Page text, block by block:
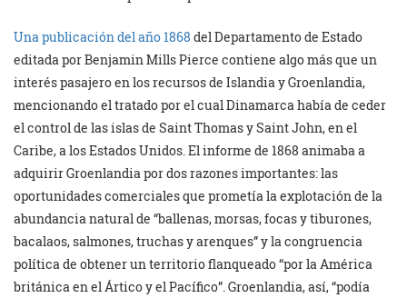
Una publicación del año 1868 del Departamento de Estado
editada por Benjamin Mills Pierce contiene algo más que un
interés pasajero en los recursos de Islandia y Groenlandia,
mencionando el tratado por el cual Dinamarca había de ceder
el control de las islas de Saint Thomas y Saint John, en el
Caribe, a los Estados Unidos. El informe de 1868 animaba a
adquirir Groenlandia por dos razones importantes: las
oportunidades comerciales que prometía la explotación de la
abundancia natural de “ballenas, morsas, focas y tiburones,
bacalaos, salmones, truchas y arenques” y la congruencia
política de obtener un territorio flanqueado “por la América
británica en el Ártico y el Pacífico”. Groenlandia, así, “podía